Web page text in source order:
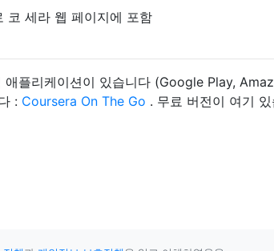
코 세라 웹 페이지에 포함
애플리케이션이 있습니다 (Google Play,
: Coursera On The Go . 무료 버전이 여기